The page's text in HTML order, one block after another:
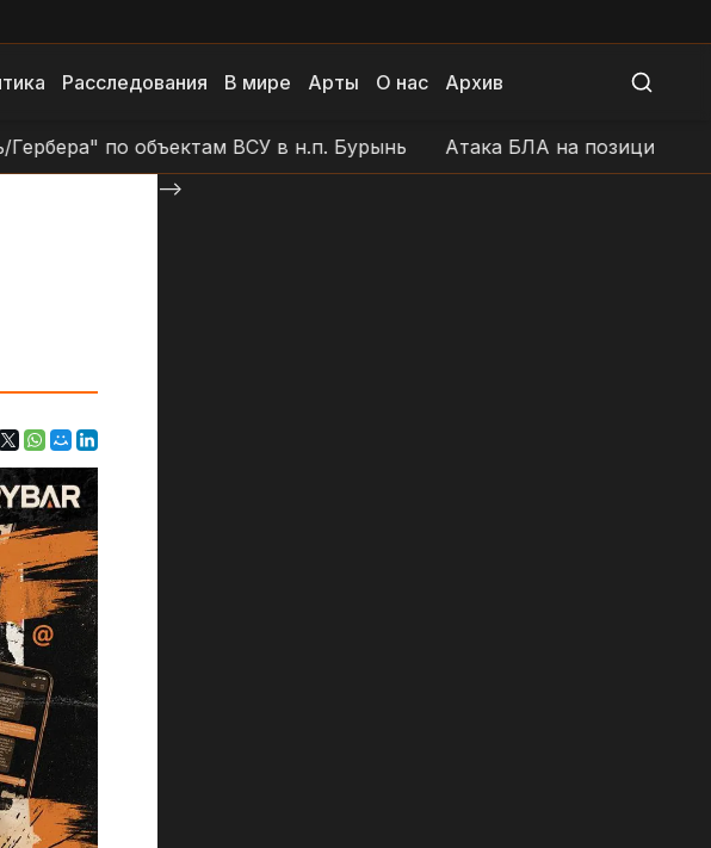
Расследования В мире Арты О нас Архив
по объектам ВСУ в н.п. Бурынь Атака БЛА на позиции ВСУ в
-->